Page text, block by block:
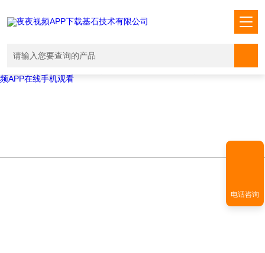
/www/wwwroot/T1.COM/func.phpon line
file_put_contents(./cachefile_yuan/shendoushi.net/cache/e7/d9286/
failed to open stream: No such file or directory in
/www/wwwroot/T1.COM/func.php
夜夜视频APP下载,夜夜爽视频APP看片,夜夜夜风流视频下载APP,夜夜视
频APP在线手机观看
电话咨询